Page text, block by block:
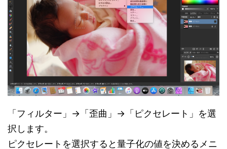
「フィルター」→「歪曲」→「ピクセレート」を選
択します。
ピクセレートを選択すると量子化の値を決めるメニ